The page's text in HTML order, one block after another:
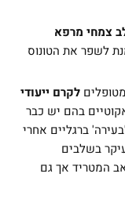
צמחי מרפא
לשפר את הטונוס
לקרם ייעודי
בהם יש כבר
ברגליים אחרי
בשלבים
המטריד אך גם